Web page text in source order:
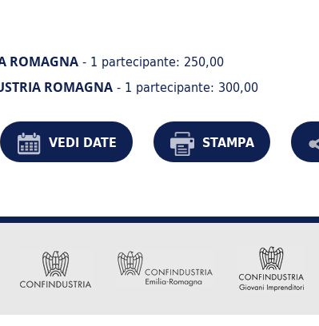
ROMAGNA - 1 partecipante: 250,00
ROMAGNA - 1 partecipante: 300,00
VEDI DATE STAMPA